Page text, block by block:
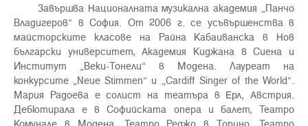
Завършва Националната музикална академия „Панчо
Владигеров“ в София. От 2006 г. се усъвършенства в
майсторските класове на Райна Кабаиванска в Нов
български университет, Академия Киджана в Сиена и
Институт „Веки-Тонели“ в Модена. Лауреат на
конкурсите „Neue Stimmen“ и „Cardiff Singer of the World“.
Мария Радоева е солист на театъра в Ерл, Австрия.
Дебютирала е в Софийската опера и балет, Театро